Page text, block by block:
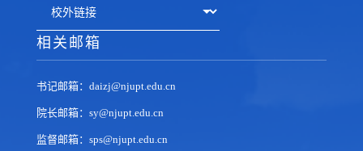
相关邮箱
书记邮箱：daizj@njupt.edu.cn
院长邮箱：sy@njupt.edu.cn
监督邮箱：sps@njupt.edu.cn